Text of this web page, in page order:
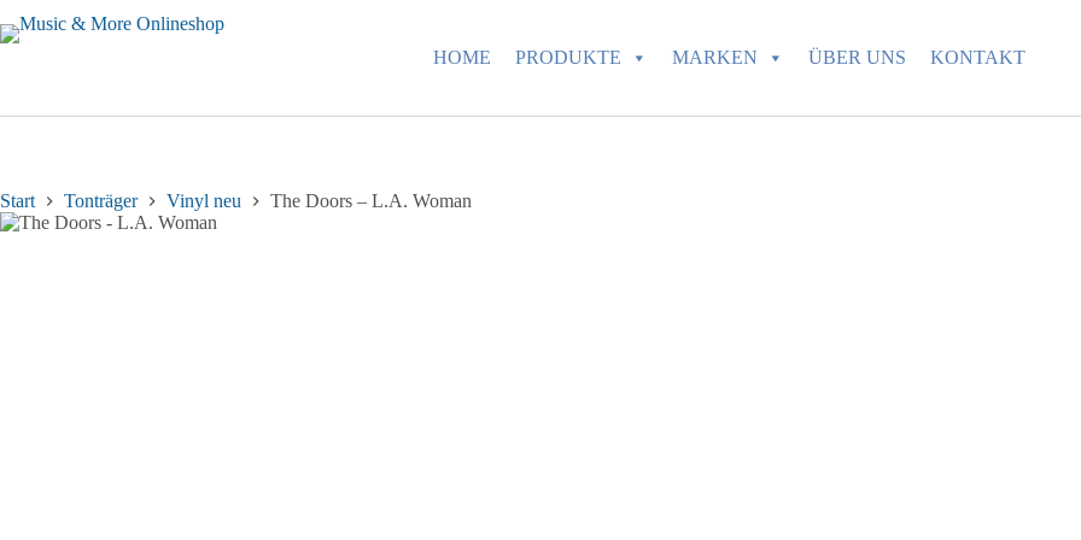
Inhalt
HOME PRODUKTE MARKEN ÜBER UNS KONTAKT
Start Tonträger Vinyl neu The Doors – L.A. Woman